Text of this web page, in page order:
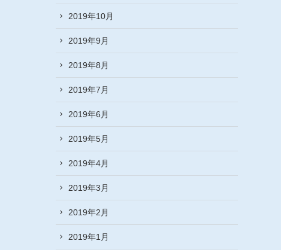
2019年10月
2019年9月
2019年8月
2019年7月
2019年6月
2019年5月
2019年4月
2019年3月
2019年2月
2019年1月